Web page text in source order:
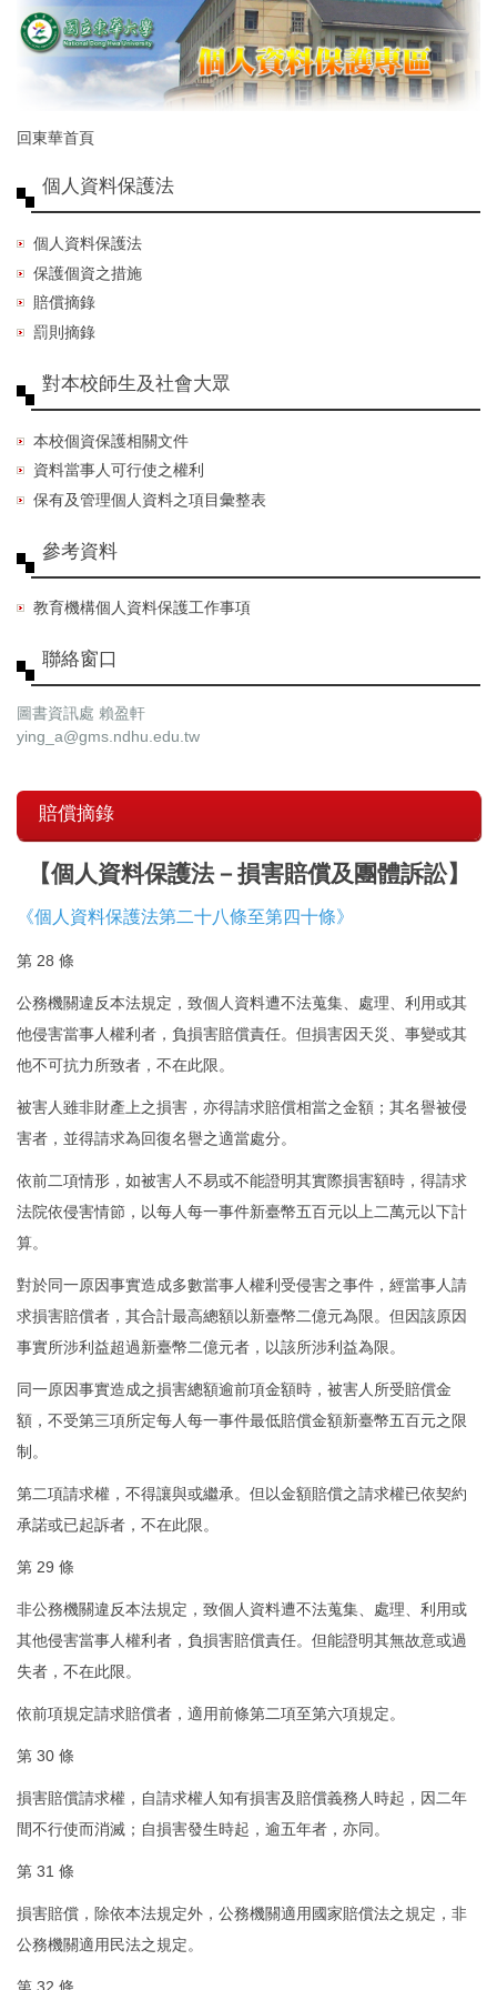
跳
到
容
回東華首頁
個人資料保護法
個人資料保護法
保護個資之措施
賠償摘錄
罰則摘錄
對本校師生及社會大眾
本校個資保護相關文件
資料當事人可行使之權利
保有及管理個人資料之項目彙整表
參考資料
教育機構個人資料保護工作事項
聯絡窗口
圖書資訊處 賴盈軒
ying_a@gms.ndhu.edu.tw
賠償摘錄
【個人資料保護法－損害賠償及團體訴訟】
《個人資料保護法第二十八條至第四十條》
第 28 條
公務機關違反本法規定，致個人資料遭不法蒐集、處理、利用或其
他侵害當事人權利者，負損害賠償責任。但損害因天災、事變或其
他不可抗力所致者，不在此限。
被害人雖非財產上之損害，亦得請求賠償相當之金額；其名譽被侵
害者，並得請求為回復名譽之適當處分。
依前二項情形，如被害人不易或不能證明其實際損害額時，得請求
法院依侵害情節，以每人每一事件新臺幣五百元以上二萬元以下計
算。
對於同一原因事實造成多數當事人權利受侵害之事件，經當事人請
求損害賠償者，其合計最高總額以新臺幣二億元為限。但因該原因
事實所涉利益超過新臺幣二億元者，以該所涉利益為限。
同一原因事實造成之損害總額逾前項金額時，被害人所受賠償金
額，不受第三項所定每人每一事件最低賠償金額新臺幣五百元之限
制。
第二項請求權，不得讓與或繼承。但以金額賠償之請求權已依契約
承諾或已起訴者，不在此限。
第 29 條
非公務機關違反本法規定，致個人資料遭不法蒐集、處理、利用或
其他侵害當事人權利者，負損害賠償責任。但能證明其無故意或過
失者，不在此限。
依前項規定請求賠償者，適用前條第二項至第六項規定。
第 30 條
損害賠償請求權，自請求權人知有損害及賠償義務人時起，因二年
間不行使而消滅；自損害發生時起，逾五年者，亦同。
第 31 條
損害賠償，除依本法規定外，公務機關適用國家賠償法之規定，非
公務機關適用民法之規定。